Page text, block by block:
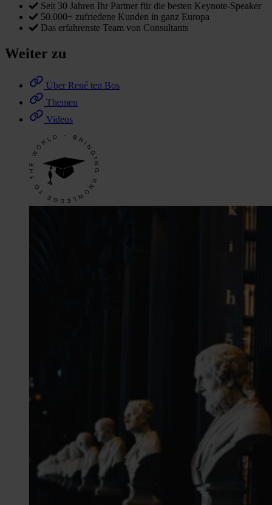
Seit 30 Jahren Ihr Partner für die besten Keynote-Speaker
50.000+ zufriedene Kunden in ganz Europa
Das erfahrenste Team von Consultants
Weiter zu
Über René ten Bos
Themen
Videos